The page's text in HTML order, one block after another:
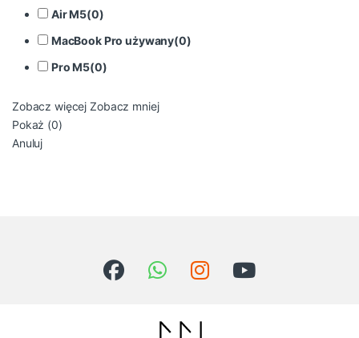
Air M5(0)
MacBook Pro używany(0)
Pro M5(0)
Zobacz więcej Zobacz mniej
Pokaż (0)
Anuluj